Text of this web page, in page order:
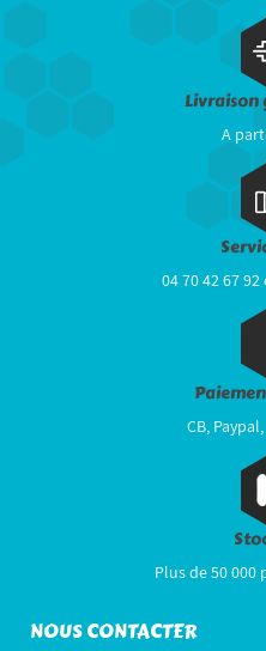
Livraison
A
04 70 42 67 92
CB,
Plus de 50 000
NOUS CONTACTER